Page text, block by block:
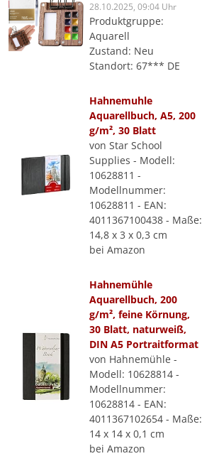
28.10.2025, 09:04 Uhr
Produktgruppe:
Aquarell
Zustand: Neu
Standort: 67*** DE
Hahnemuhle
Aquarellbuch, A5, 200
g/m², 30 Blatt
von Star School
Supplies - Modell:
10628811 -
Modellnummer:
10628811 - EAN:
4011367100438 - Maße:
14,8 x 3 x 0,3 cm
bei Amazon
Hahnemühle
Aquarellbuch, 200
g/m², feine Körnung,
30 Blatt, naturweiß,
DIN A5 Portraitformat
von Hahnemühle -
Modell: 10628814 -
Modellnummer:
10628814 - EAN:
4011367102654 - Maße:
14 x 14 x 0,1 cm
bei Amazon